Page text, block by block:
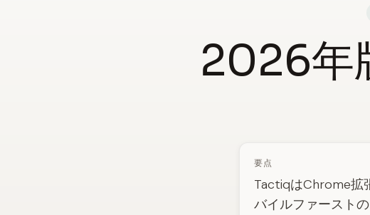
2026年
要点
TactiqはChrome拡
バイルファースト